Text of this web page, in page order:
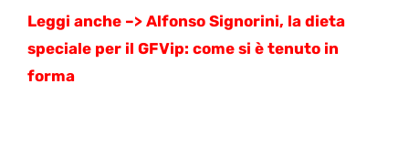
Leggi anche –> Alfonso Signorini, la dieta
speciale per il GFVip: come si è tenuto in
forma